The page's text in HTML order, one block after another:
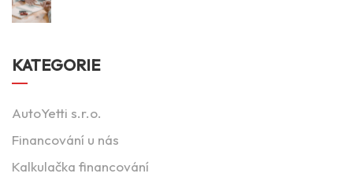
KATEGORIE
AutoYetti s.r.o.
Financování u nás
Kalkulačka financování